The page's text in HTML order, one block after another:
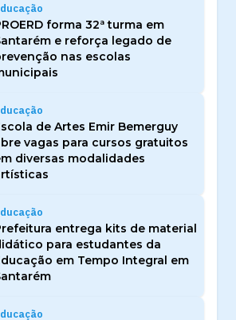
forma 32ª turma em
e reforça legado de
nas escolas
de Artes Emir Bemerguy
vagas para cursos gratuitos
diversas modalidades
entrega kits de material
para estudantes da
em Tempo Integral em